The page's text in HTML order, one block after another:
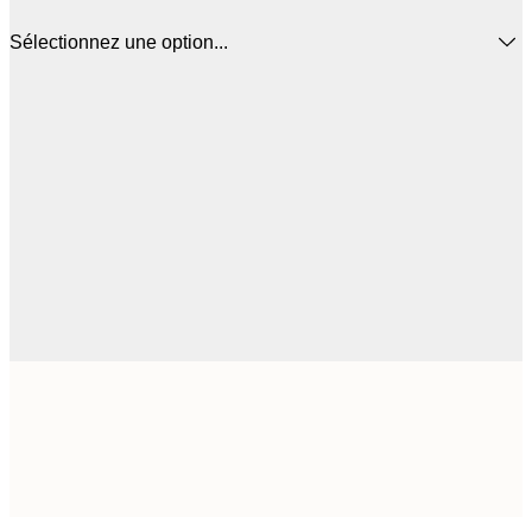
Sélectionnez une option...